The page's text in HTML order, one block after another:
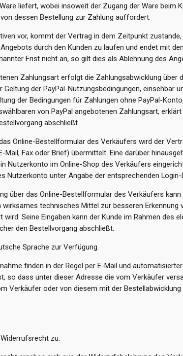
liefert, wobei insoweit der Zugang der Ware beim
dessen Bestellung zur Zahlung auffordert.
vor, kommt der Vertrag in dem Zeitpunkt
durch den Kunden zu laufen und endet mit
Frist nicht an, so gilt dies als Ablehnung des
Zahlungsart erfolgt die Zahlungsabwicklung über
Geltung der PayPal-Nutzungsbedingungen, einsehbar
der Bedingungen für Zahlungen ohne PayPal-
von PayPal angebotenen Zahlungsart,
abschließt.
Online-Bestellformular des Verkäufers wird der
Mail, Fax oder Brief) übermittelt. Eine darüber
Nutzerkonto im Online-Shop des Verkäufers
Nutzerkonto unter Angabe der entsprechenden
über das Online-Bestellformular des Verkäufers
technisches Mittel zur besseren
Seine Eingaben kann der Kunde im Rahmen
den Bestellvorgang abschließt.
Sprache zur Verfügung.
finden in der Regel per E-Mail und
so dass unter dieser Adresse die vom Verkäufer
Verkäufer oder von diesem mit der
zu.